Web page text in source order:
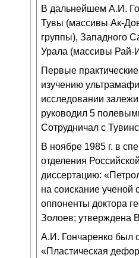
В дальнейшем А.И.
Тувы (массивы Ак-
группы), Западного
Урала (массивы Рай-
Первые
изучению
исследовании
руководил 5
Сотрудничал с
В ноябре 1985 г. в
отделения
диссертацию:
на соискание ученой
оппоненты доктора
Золоев; утверждена
А.И. Гончаренко был
«Пластическая